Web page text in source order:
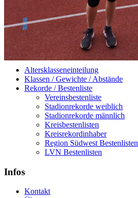
Altersklasseneinteilung
Klassen / Gewichte / Abstände
Rekorde / Bestenliste
Vereinsbestenliste
Stadionrekorde weiblich
Stadionrekorde männlich
Kreisbestenlisten
Kreisrekordinhaber
Region Südwest Bestenlisten
LVN Bestenlisten
Infos
Kontakt